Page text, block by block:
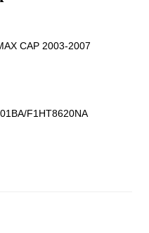
CAP 2003-2007
F1HT8620NA